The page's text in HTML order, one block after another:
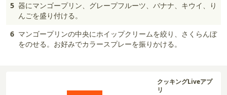
5 器にマンゴープリン、グレープフルーツ、バナナ、キウイ、り
んごを盛り付ける。
6 マンゴープリンの中央にホイップクリームを絞り、さくらんぼ
をのせる。お好みでカラースプレーを振りかける。
クッキングLiveアプ
リ